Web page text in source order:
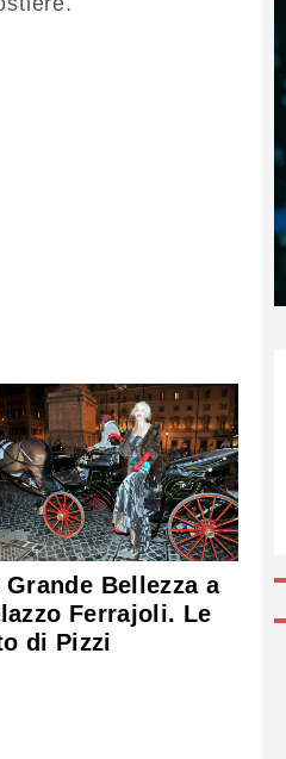
Grande Bellezza a
Ferrajoli. Le
di Pizzi